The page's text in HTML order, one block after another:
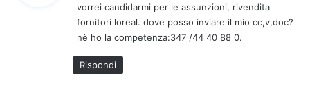
e
t
t
vorrei candidarmi per le assunzioni, rivendita
fornitori loreal. dove posso inviare il mio cc,v,doc?
nè ho la competenza:347 /44 40 88 0.
Rispondi